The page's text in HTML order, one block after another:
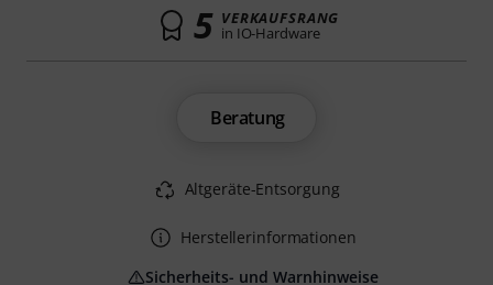
5 VERKAUFSRANG
in IO-Hardware
Beratung
Altgeräte-Entsorgung
Herstellerinformationen
Sicherheits- und Warnhinweise